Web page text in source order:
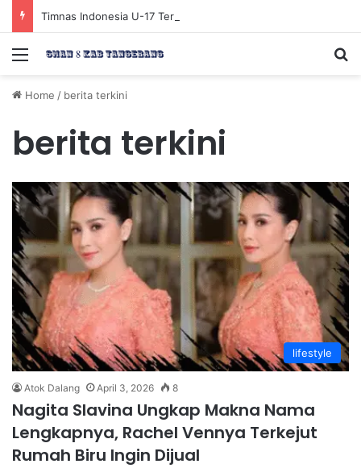
Menu
Home / berita terkini
berita terkini
lifestyle
Atok Dalang April 3, 2026 8
Nagita Slavina Ungkap Makna Nama
Lengkapnya, Rachel Vennya Terkejut
Rumah Biru Ingin Dijual